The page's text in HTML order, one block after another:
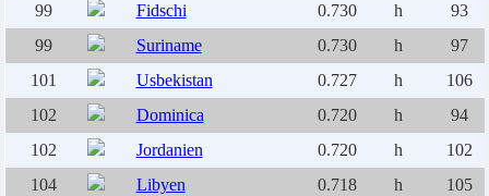
99
Fidschi 0.730 h
93
99
Suriname 0.730 h
97
101
Usbekistan 0.727 h
106
102
Dominica 0.720 h
94
102
Jordanien 0.720 h
102
104
Libyen 0.718 h
105